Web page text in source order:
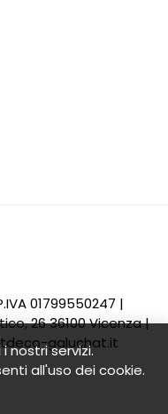
01799550247 |
26 36100 Vicenza |
galuchat.it
nostri servizi.
all'uso dei cookie.